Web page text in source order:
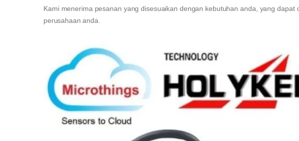
Kami menerima pesanan yang disesuaikan dengan kebutuhan anda, yang
perusahaan anda.